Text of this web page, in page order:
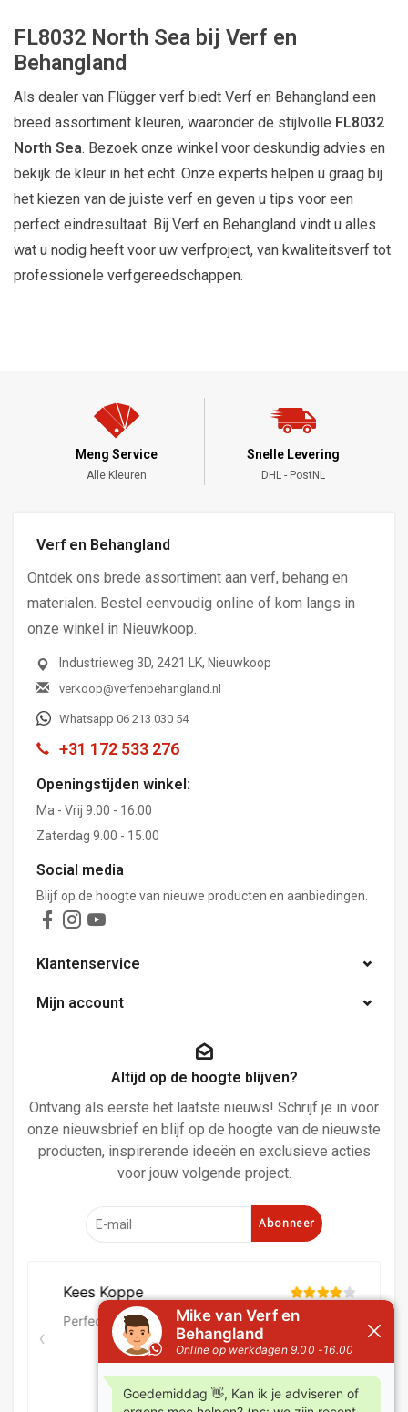
FL8032 North Sea bij Verf en
Behangland
Als dealer van Flügger verf biedt Verf en Behangland een
breed assortiment kleuren, waaronder de stijlvolle FL8032
North Sea. Bezoek onze winkel voor deskundig advies en
bekijk de kleur in het echt. Onze experts helpen u graag bij
het kiezen van de juiste verf en geven u tips voor een
perfect eindresultaat. Bij Verf en Behangland vindt u alles
wat u nodig heeft voor uw verfproject, van kwaliteitsverf tot
professionele verfgereedschappen.
Meng Service
Alle Kleuren
Snelle Levering
DHL - PostNL
Verf en Behangland
Ontdek ons brede assortiment aan verf, behang en
materialen. Bestel eenvoudig online of kom langs in
onze winkel in Nieuwkoop.
Industrieweg 3D, 2421 LK, Nieuwkoop
verkoop@verfenbehangland.nl
Whatsapp 06 213 030 54
+31 172 533 276
Openingstijden winkel:
Ma - Vrij 9.00 - 16.00
Zaterdag 9.00 - 15.00
Social media
Blijf op de hoogte van nieuwe producten en aanbiedingen.
Klantenservice
Mijn account
Altijd op de hoogte blijven?
Ontvang als eerste het laatste nieuws! Schrijf je in voor
onze nieuwsbrief en blijf op de hoogte van de nieuwste
producten, inspirerende ideeën en exclusieve acties
voor jouw volgende project.
Abonneer